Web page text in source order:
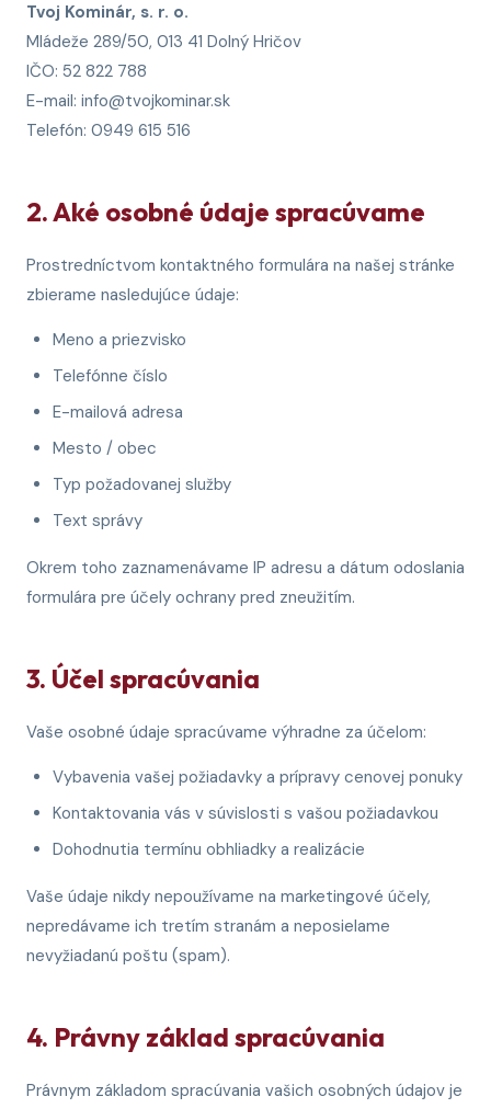
Tvoj Kominár, s. r. o.
Mládeže 289/50, 013 41 Dolný Hričov
IČO: 52 822 788
E-mail: info@tvojkominar.sk
Telefón: 0949 615 516
2. Aké osobné údaje spracúvame
Prostredníctvom kontaktného formulára na našej stránke
zbierame nasledujúce údaje:
Meno a priezvisko
Telefónne číslo
E-mailová adresa
Mesto / obec
Typ požadovanej služby
Text správy
Okrem toho zaznamenávame IP adresu a dátum odoslania
formulára pre účely ochrany pred zneužitím.
3. Účel spracúvania
Vaše osobné údaje spracúvame výhradne za účelom:
Vybavenia vašej požiadavky a prípravy cenovej ponuky
Kontaktovania vás v súvislosti s vašou požiadavkou
Dohodnutia termínu obhliadky a realizácie
Vaše údaje nikdy nepoužívame na marketingové účely,
nepredávame ich tretím stranám a neposielame
nevyžiadanú poštu (spam).
4. Právny základ spracúvania
Právnym základom spracúvania vašich osobných údajov je